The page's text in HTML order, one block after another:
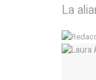
La